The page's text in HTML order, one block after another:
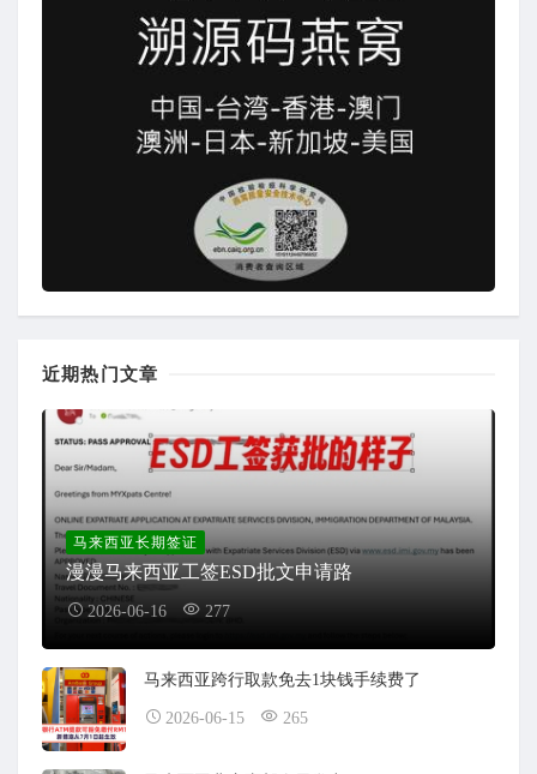
近期热门文章
马来西亚长期签证
漫漫马来西亚工签ESD批文申请路
2026-06-16 277
马来西亚跨行取款免去1块钱手续费了
2026-06-15 265